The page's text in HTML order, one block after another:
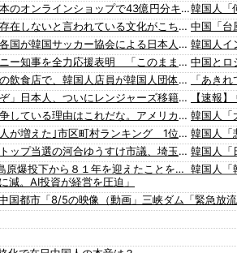
海外「桁違いだ」日本のオンラインショップで43億円分キャンセルした女に海外びっくり仰天！（海外の反応）
韓国人「日本にしか存在しないと言われている文化がこちら・・・」
韓国人「東南アジア各国が韓国サッカー協会による日本人や外国人審判接待を報道！」→「信頼を揺るがす深刻なスキャンダル‥」
小沢一郎氏、玉城デニー知事を全力応援表明 「このままでは勝てない」中道の態度を批判 玉城氏「小沢氏は政治の師匠」※中道は支援表明せず
韓国人「とある日本の飲食店で、韓国人店員が韓国人団体客と口論になった理由がこちら・・・」
外国人「差別されるぞ」日本人、ついにレンジャーズ移籍！横田大祐が完全移籍へ！クラブ間合意報道で現地セルティックサポが警鐘！【海外の反応】
海外「アメリカが戦争している理由はこれだな。アメリカが世界最大のエネルギー輸出国となる」
「日本人が減り外国人が増えた｣市区町村ランキング 1位 大阪市、2位 横浜市、3位 名古屋市、4位 京都市、5位 埼玉県川口市
歴代最多得票記録でトップ当選の河合ゆうすけ市議、埼玉知事選（来年８月）に立候補表明！「埼玉県の外国人問題を解決するには、知事選で保守の政治家が立ち上がるしかない」保守一本化を訴え
（ ´_ゝ`）中国、広島原爆投下から８１年を迎えたことを受け「日本は原爆被害者の立場で同情を買おうとするのを止めろ」
韓国人「海外が想像する韓国人キャラクターのイメージがこちら・・・」
。AI投資が経営を圧迫」
国都市「8/5の映像（動画」三峡ダム「緊急放